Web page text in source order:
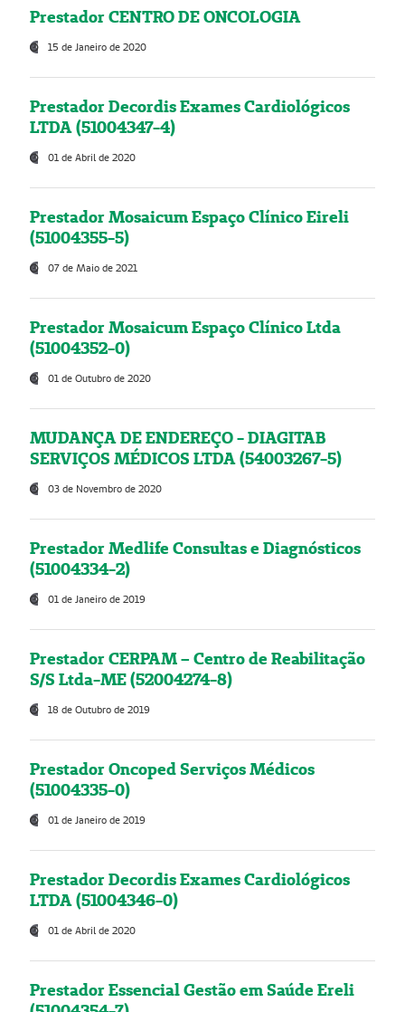
Prestador CENTRO DE ONCOLOGIA
15 de Janeiro de 2020
Prestador Decordis Exames Cardiológicos
LTDA (51004347-4)
01 de Abril de 2020
Prestador Mosaicum Espaço Clínico Eireli
(51004355-5)
07 de Maio de 2021
Prestador Mosaicum Espaço Clínico Ltda
(51004352-0)
01 de Outubro de 2020
MUDANÇA DE ENDEREÇO - DIAGITAB
SERVIÇOS MÉDICOS LTDA (54003267-5)
03 de Novembro de 2020
Prestador Medlife Consultas e Diagnósticos
(51004334-2)
01 de Janeiro de 2019
Prestador CERPAM – Centro de Reabilitação
S/S Ltda-ME (52004274-8)
18 de Outubro de 2019
Prestador Oncoped Serviços Médicos
(51004335-0)
01 de Janeiro de 2019
Prestador Decordis Exames Cardiológicos
LTDA (51004346-0)
01 de Abril de 2020
Prestador Essencial Gestão em Saúde Ereli